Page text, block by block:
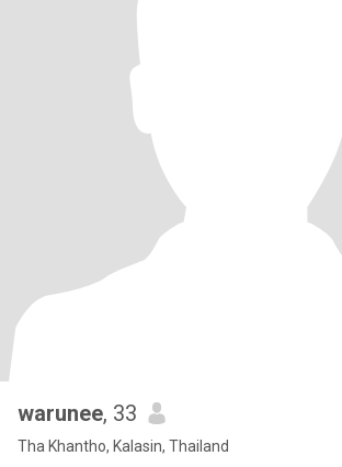
warunee, 33
Tha Khantho, Kalasin, Thailand